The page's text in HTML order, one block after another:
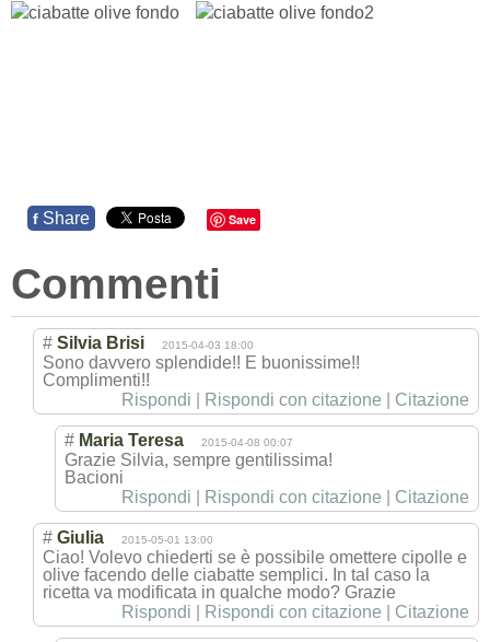
f Share Save
Commenti
# Silvia Brisi 2015-04-03 18:00
Sono davvero splendide!! E buonissime!!
Complimenti!!
Rispondi
Rispondi con citazione Citazione
# Maria Teresa 2015-04-08 00:07
Grazie Silvia, sempre gentilissima!
Bacioni
Rispondi
Rispondi con citazione Citazione
# Giulia 2015-05-01 13:00
Ciao! Volevo chiederti se è possibile omettere cipolle e
olive facendo delle ciabatte semplici. In tal caso la
ricetta va modificata in qualche modo? Grazie
Rispondi
Rispondi con citazione Citazione